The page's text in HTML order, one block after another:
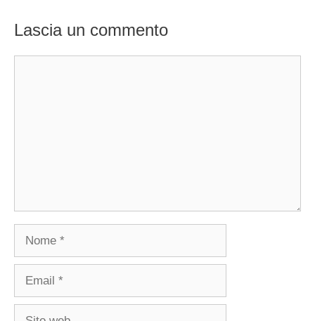
Lascia un commento
Nome
Email
Sito